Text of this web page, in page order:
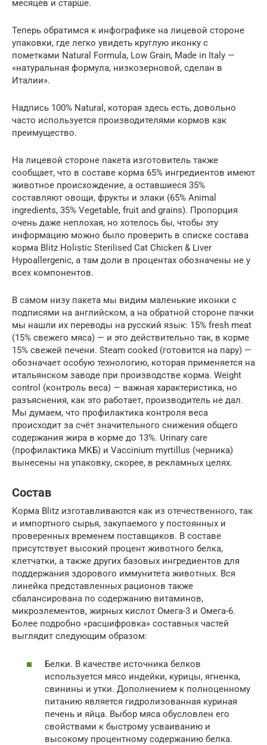
месяцев и старше.
Теперь обратимся к инфографике на лицевой стороне
упаковки, где легко увидеть круглую иконку с
пометками Natural Formula, Low Grain, Made in Italy —
«натуральная формула, низкозерновой, сделан в
Италии».
Надпись 100% Natural, которая здесь есть, довольно
часто используется производителями кормов как
преимущество.
На лицевой стороне пакета изготовитель также
сообщает, что в составе корма 65% ингредиентов имеют
животное происхождение, а оставшиеся 35%
составляют овощи, фрукты и злаки (65% Animal
ingredients, 35% Vegetable, fruit and grains). Пропорция
очень даже неплохая, но хотелось бы, чтобы эту
информацию можно было проверить в списке состава
корма Blitz Holistic Sterilised Cat Chicken & Liver
Hypoallergenic, а там доли в процентах обозначены не у
всех компонентов.
В самом низу пакета мы видим маленькие иконки с
подписями на английском, а на обратной стороне пачки
мы нашли их переводы на русский язык: 15% fresh meat
(15% свежего мяса) — и это действительно так, в корме
15% свежей печени. Steam cooked (готовится на пару) —
обозначает особую технологию, которая применяется на
итальянском заводе при производстве корма. Weight
control (контроль веса) — важная характеристика, но
разъяснения, как это работает, производитель не дал.
Мы думаем, что профилактика контроля веса
происходит за счёт значительного снижения общего
содержания жира в корме до 13%. Urinary care
(профилактика МКБ) и Vaccinium myrtillus (черника)
вынесены на упаковку, скорее, в рекламных целях.
Состав
Корма Blitz изготавливаются как из отечественного, так
и импортного сырья, закупаемого у постоянных и
проверенных временем поставщиков. В составе
присутствует высокий процент животного белка,
клетчатки, а также других базовых ингредиентов для
поддержания здорового иммунитета животных. Вся
линейка представленных рационов также
сбалансирована по содержанию витаминов,
микроэлементов, жирных кислот Омега-3 и Омега-6.
Более подробно «расшифровка» составных частей
выглядит следующим образом:
Белки. В качестве источника белков
используется мясо индейки, курицы, ягненка,
свинины и утки. Дополнением к полноценному
питанию является гидролизованная куриная
печень и яйца. Выбор мяса обусловлен его
свойствами к быстрому усваиванию и
высокому процентному содержанию белка.